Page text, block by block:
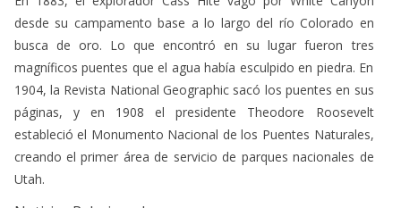
busca de oro. Lo que encontró en su lugar fueron tres
magníficos puentes que el agua había esculpido en piedra. En
1904, la Revista National Geographic sacó los puentes en sus
páginas, y en 1908 el presidente Theodore Roosevelt
estableció el Monumento Nacional de los Puentes Naturales,
creando el primer área de servicio de parques nacionales de
Noticias Relacionadas